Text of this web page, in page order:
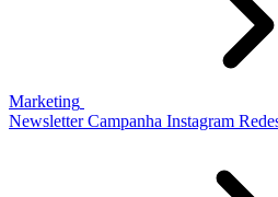
Marketing
Newsletter Campanha Instagram